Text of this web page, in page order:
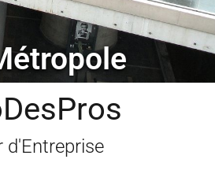
d'Entreprise